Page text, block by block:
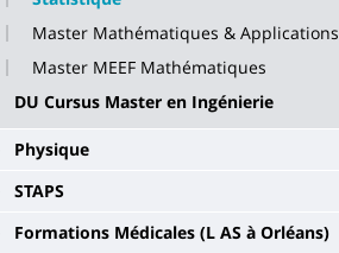
Master Mathématiques & Applications
Master MEEF Mathématiques
DU Cursus Master en Ingénierie
Physique
STAPS
Formations Médicales (L AS à Orléans)